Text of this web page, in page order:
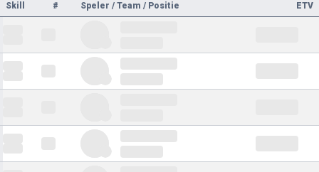
Skill
# Speler / Team / Positie ETV